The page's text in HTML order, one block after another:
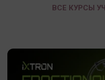
ВСЕ КУРСЫ